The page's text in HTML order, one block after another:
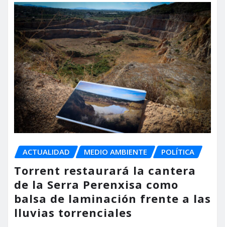
ACTUALIDAD MEDIO AMBIENTE POLÍTICA
Torrent restaurará la cantera
de la Serra Perenxisa como
balsa de laminación frente a las
lluvias torrenciales